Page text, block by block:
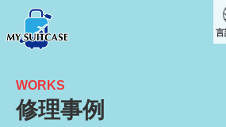
言
WORKS
修理事例